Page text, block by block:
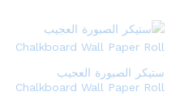
ستيكر الصبورة العجيب
Chalkboard Wall Paper Roll